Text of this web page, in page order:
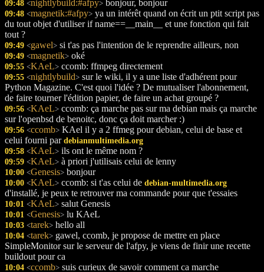
09:48 <nightlybuild:#afpy> bonjour, bonjour
09:48 <magnetik:#afpy> ya un intérêt quand on écrit un ptit script pas
du tout objet d'utiliser if name==__main__ et une fonction qui fait
tout ?
09:49 <gawel> si t'as pas l'intention de le reprendre ailleurs, non
09:49 <magnetik> oké
09:55 <KAeL> ccomb: ffmpeg directement
09:55 <nightlybuild> sur le wiki, il y a une liste d'adhérent pour
Python Magazine. C'est quoi l'idée ? De mutualiser l'abonnement,
de faire tourner l'édition papier, de faire un achat groupé ?
09:56 <KAeL> ccomb: ça marche pas sur ma debian mais ça marche
sur l'openbsd de benoitc, donc ça doit marcher :)
09:56 <ccomb> KAel il y a 2 ffmeg pour debian, celui de base et
celui fourni pardebianmultimedia.org
09:58 <KAeL> ils ont le même nom ?
09:59 <KAeL> à priori j'utilisais celui de lenny
10:00 <Genesis> bonjour
10:00 <KAeL> ccomb: si t'as celui de debian-multimedia.org
d'installé, je peux te retrouver ma commande pour que t'essaies
10:01 <KAeL> salut Genesis
10:01 <Genesis> lu KAeL
10:03 <tarek> hello all
10:04 <tarek> gawel, ccomb, je propose de mettre en place
SimpleMonitor sur le serveur de l'afpy, je viens de finir une recette
buildout pour ca
10:04 <ccomb> suis curieux de savoir comment ca marche